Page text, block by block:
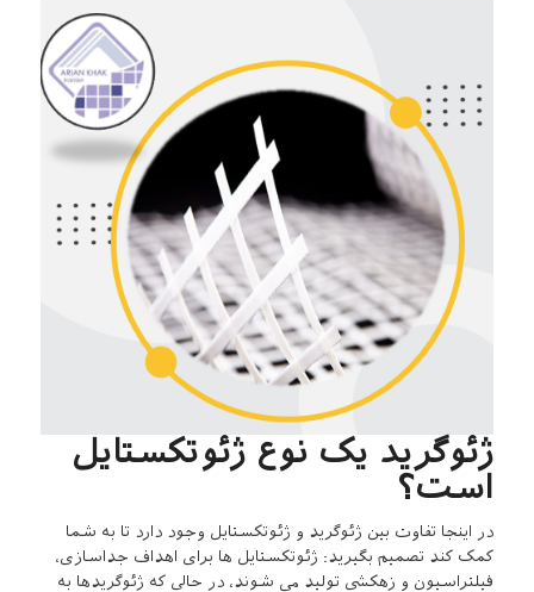
ژئوگرید یک نوع ژئوتکستایل
است؟
در اینجا تفاوت بین ژئوگرید و ژئوتکستایل وجود دارد تا به شما
کمک کند تصمیم بگیرید: ژئوتکستایل ها برای اهداف جداسازی،
فیلتراسیون و زهکشی تولید می شوند، در حالی که ژئوگریدها به